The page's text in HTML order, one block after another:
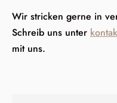
Wir stricken gerne in
Schreib uns unter
mit uns.